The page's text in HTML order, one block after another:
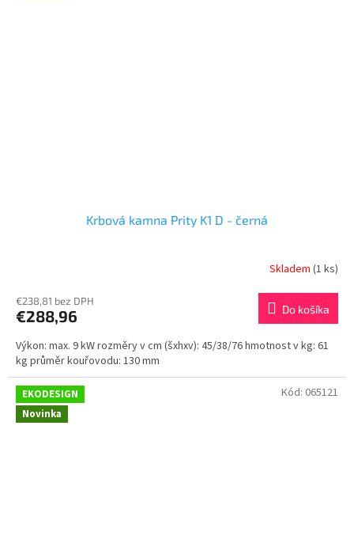
Krbová kamna Prity K1 D - černá
Skladem (1 ks)
€238,81 bez DPH
€288,96 Do košíka
Výkon: max. 9 kW rozměry v cm (šxhxv): 45/38/76 hmotnost v kg: 61
kg průměr kouřovodu: 130 mm
EKODESIGN
Novinka
Kód: 065121